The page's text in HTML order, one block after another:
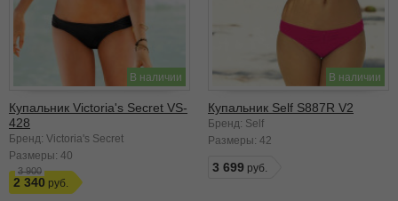
В наличии
Купальник Victoria's Secret VS-
428
Бренд: Victoria's Secret
Размеры: 40
3 900
2 340
В наличии
Купальник Self S887R V2
Бренд: Self
Размеры: 42
3 699